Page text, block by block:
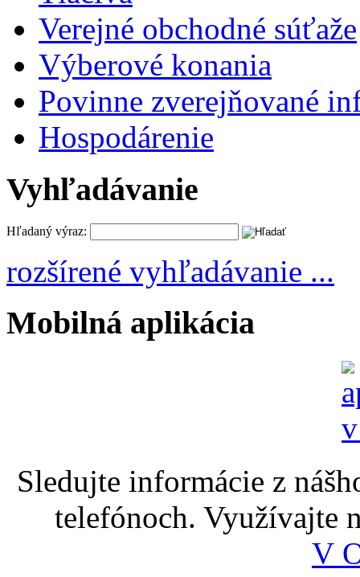
Verejné obchodné súťaže
Výberové konania
Povinne zverejňované
Hospodárenie
Vyhľadávanie
Hľadaný výraz:
rozšírené vyhľadávanie ...
Mobilná aplikácia
Sledujte informácie z
telefónoch. Využívajte
V